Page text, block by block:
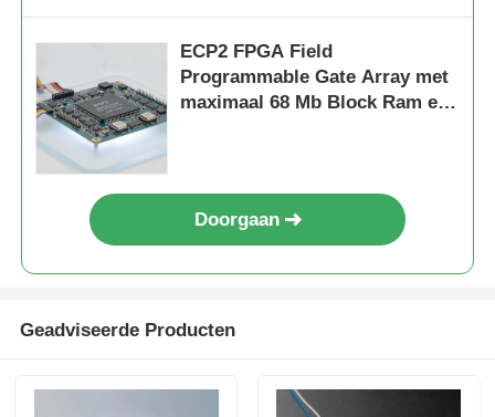
ECP2 FPGA Field
Programmable Gate Array met
maximaal 68 Mb Block Ram en
Doorgaan
Geadviseerde Producten